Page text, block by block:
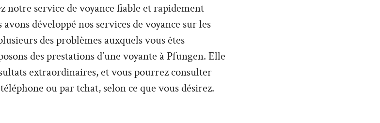
notre service de voyance fiable et rapidement
développé nos services de voyance sur les
des problèmes auxquels vous êtes
des prestations d’une voyante à Pfungen. Elle
extraordinaires, et vous pourrez consulter
ou par tchat, selon ce que vous désirez.